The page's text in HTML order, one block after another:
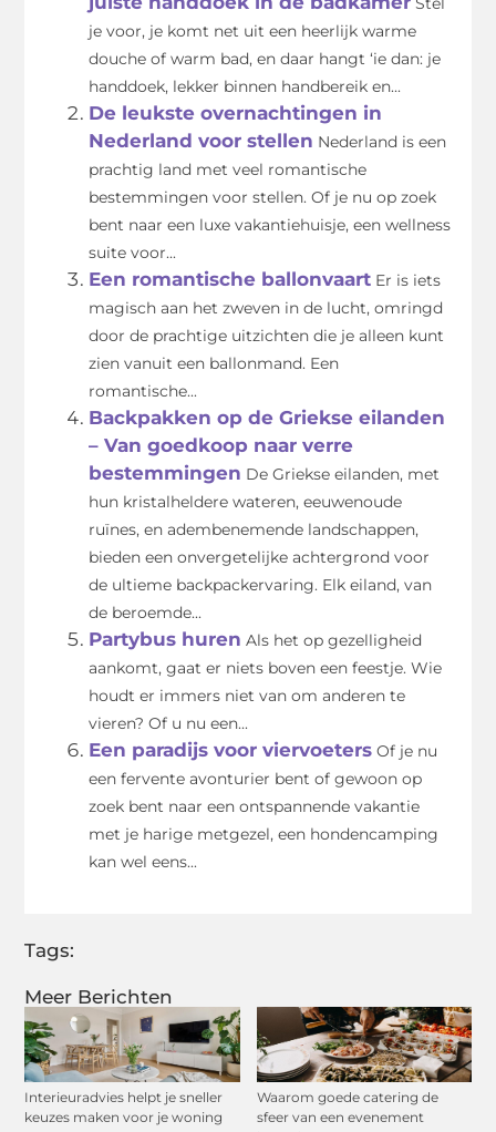
Meer Berichten
Interieuradvies helpt je sneller
keuzes maken voor je woning
Waarom goede catering de
sfeer van een evenement
je voor, je komt net uit een heerlijk warme
douche of warm bad, en daar hangt ‘ie dan: je
handdoek, lekker binnen handbereik en...
De leukste overnachtingen in
Nederland voor stellen Nederland is een
prachtig land met veel romantische
bestemmingen voor stellen. Of je nu op zoek
bent naar een luxe vakantiehuisje, een wellness
suite voor...
Een romantische ballonvaart Er is iets
magisch aan het zweven in de lucht, omringd
door de prachtige uitzichten die je alleen kunt
zien vanuit een ballonmand. Een
romantische...
Backpakken op de Griekse eilanden
– Van goedkoop naar verre
bestemmingen De Griekse eilanden, met
hun kristalheldere wateren, eeuwenoude
ruïnes, en adembenemende landschappen,
bieden een onvergetelijke achtergrond voor
de ultieme backpackervaring. Elk eiland, van
de beroemde...
Partybus huren Als het op gezelligheid
aankomt, gaat er niets boven een feestje. Wie
houdt er immers niet van om anderen te
vieren? Of u nu een...
Een paradijs voor viervoeters Of je nu
een fervente avonturier bent of gewoon op
zoek bent naar een ontspannende vakantie
met je harige metgezel, een hondencamping
kan wel eens...
Tags: